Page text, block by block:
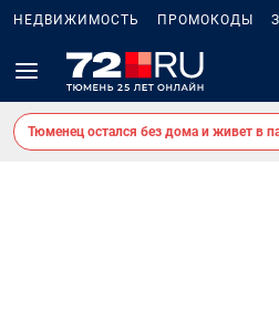
НЕДВИЖИМОСТЬ ПРОМОКОДЫ
Тюменец остался без дома и живет в